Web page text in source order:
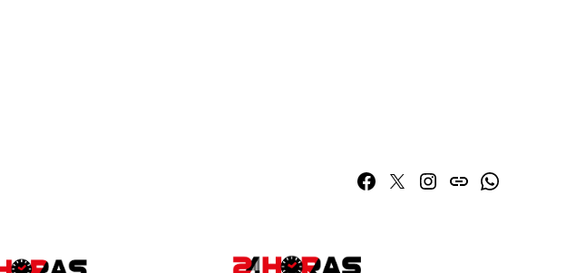
Facebook
TwitterInstagram
issuuWhatsapp